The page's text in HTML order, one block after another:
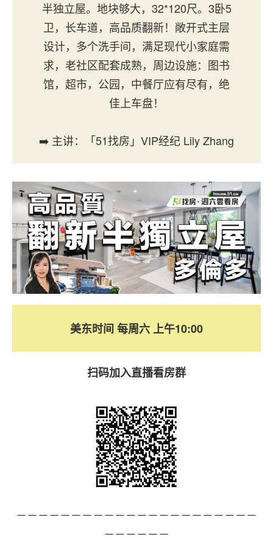
半独立屋。地块够大，32*120尺。3卧5
卫，长车道，高品质翻新！敞开式主层
设计，多个洗手间，满足现代小家庭需
求，老社区配套成熟，周边设施：图书
馆，超市，公园，中餐厅应有尽有，绝
佳上车盘！
➡️ 主讲：「51找房」VIP经纪 Lily Zhang
美东时间 每周六 上午10:00
扫码加入直播看房群
－－－－－－－－－－－－－－－－－－－－－－
－－－－－－